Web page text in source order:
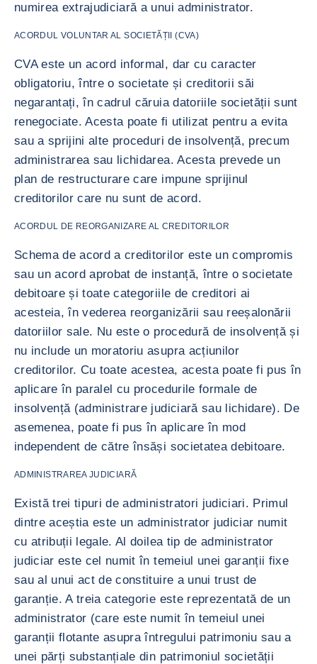
numirea extrajudiciară a unui administrator.
ACORDUL VOLUNTAR AL SOCIETĂȚII (CVA)
CVA este un acord informal, dar cu caracter
obligatoriu, între o societate și creditorii săi
negarantați, în cadrul căruia datoriile societății sunt
renegociate. Acesta poate fi utilizat pentru a evita
sau a sprijini alte proceduri de insolvență, precum
administrarea sau lichidarea. Acesta prevede un
plan de restructurare care impune sprijinul
creditorilor care nu sunt de acord.
ACORDUL DE REORGANIZARE AL CREDITORILOR
Schema de acord a creditorilor este un compromis
sau un acord aprobat de instanță, între o societate
debitoare și toate categoriile de creditori ai
acesteia, în vederea reorganizării sau reeșalonării
datoriilor sale. Nu este o procedură de insolvență și
nu include un moratoriu asupra acțiunilor
creditorilor. Cu toate acestea, acesta poate fi pus în
aplicare în paralel cu procedurile formale de
insolvență (administrare judiciară sau lichidare). De
asemenea, poate fi pus în aplicare în mod
independent de către însăși societatea debitoare.
ADMINISTRAREA JUDICIARĂ
Există trei tipuri de administratori judiciari. Primul
dintre aceștia este un administrator judiciar numit
cu atribuții legale. Al doilea tip de administrator
judiciar este cel numit în temeiul unei garanții fixe
sau al unui act de constituire a unui trust de
garanție. A treia categorie este reprezentată de un
administrator (care este numit în temeiul unei
garanții flotante asupra întregului patrimoniu sau a
unei părți substanțiale din patrimoniul societății